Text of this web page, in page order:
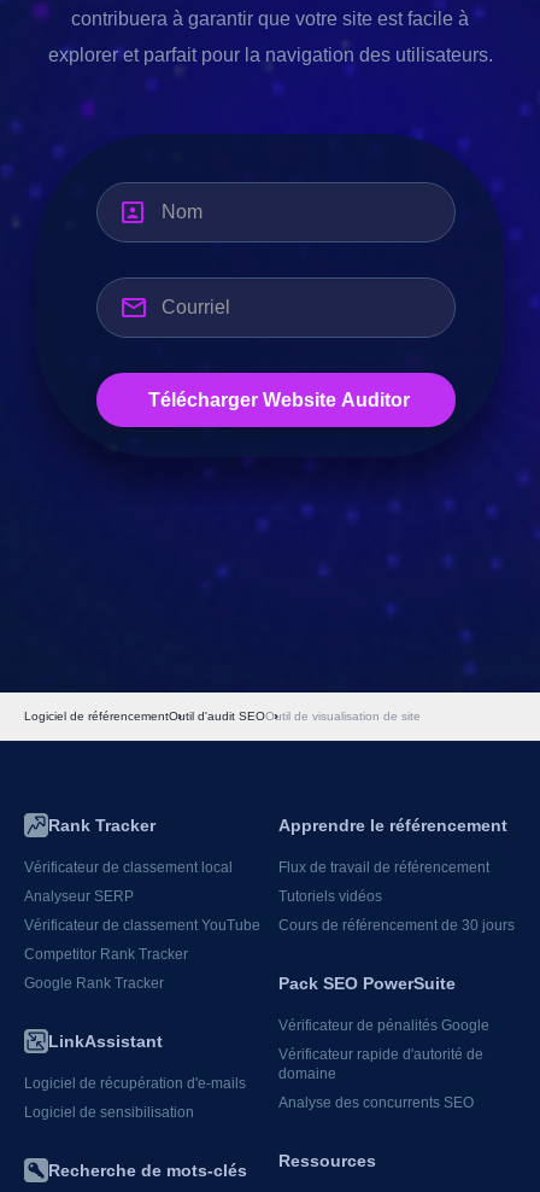
contribuera à garantir que votre site est facile à
explorer et parfait pour la navigation des utilisateurs.
Logiciel de référencementOutil d'audit SEOOutil de visualisation de site
Rank Tracker
Vérificateur de classement local
Analyseur SERP
Vérificateur de classement YouTube
Competitor Rank Tracker
Google Rank Tracker
LinkAssistant
Logiciel de récupération d'e-mails
Logiciel de sensibilisation
Recherche de mots-clés
Apprendre le référencement
Flux de travail de référencement
Tutoriels vidéos
Cours de référencement de 30 jours
Pack SEO PowerSuite
Vérificateur de pénalités Google
Vérificateur rapide d'autorité de
domaine
Analyse des concurrents SEO
Ressources